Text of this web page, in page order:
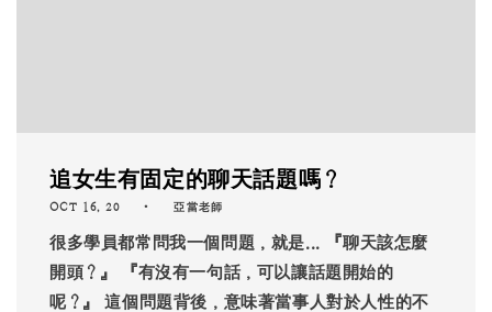
追女生有固定的聊天話題嗎？
OCT 16, 20 亞當老師
很多學員都常問我一個問題，就是... 『聊天該怎麼
開頭？』 『有沒有一句話，可以讓話題開始的
呢？』 這個問題背後，意味著當事人對於人性的不